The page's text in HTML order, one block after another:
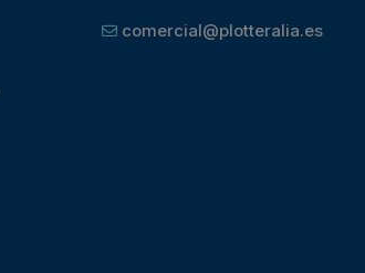
comercial@plotteralia.es